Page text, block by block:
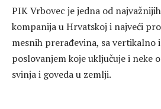
PIK Vrbovec je jedna od
kompanija u Hrvatskoj i najveći
mesnih prerađevina, sa vertikalno
poslovanjem koje uključuje i neke
svinja i goveda u zemlji.